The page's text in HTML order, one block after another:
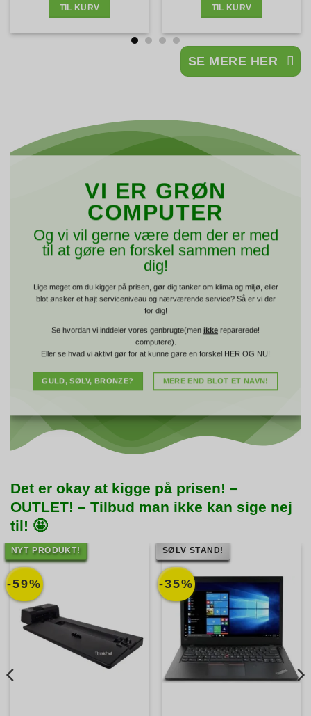
Layout – Sølv stand
TIL KURV TIL KURV
SE MERE HER
VI ER GRØN
COMPUTER
Og vi vil gerne være dem der er med
til at gøre en forskel sammen med
dig!
Lige meget om du kigger på prisen, gør dig tanker om klima og miljø, eller
blot ønsker et højt serviceniveau og nærværende service? Så er vi der
for dig!
Se hvordan vi inddeler vores genbrugte(men ikke reparerede!
computere).
Eller se hvad vi aktivt gør for at kunne gøre en forskel HER OG NU!
GULD, SØLV, BRONZE? MERE END BLOT ET NAVN!
Det er okay at kigge på prisen! –
OUTLET! – Tilbud man ikke kan sige nej
til! 🤩
-59%
NYT PRODUKT!
-35%
SØLV STAND!